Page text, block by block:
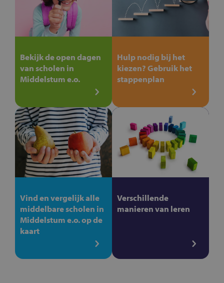
Bekijk de open dagen
van scholen in
Middelstum e.o.
Hulp nodig bij het
kiezen? Gebruik het
stappenplan
Vind en vergelijk alle
middelbare scholen in
Middelstum e.o. op de
kaart
Verschillende
manieren van leren